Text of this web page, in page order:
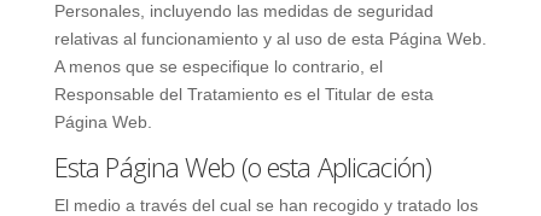
Personales, incluyendo las medidas de seguridad
relativas al funcionamiento y al uso de esta Página Web.
A menos que se especifique lo contrario, el
Responsable del Tratamiento es el Titular de esta
Página Web.
Esta Página Web (o esta Aplicación)
El medio a través del cual se han recogido y tratado los